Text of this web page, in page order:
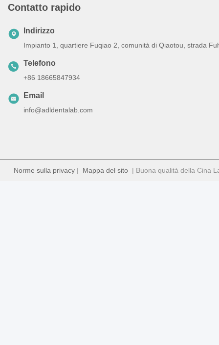
Contatto rapido
Indirizzo
Impianto 1, quartiere Fuqiao 2, comunità di Qiaotou, strada
Telefono
+86 18665847934
Email
info@adldentalab.com
Norme sulla privacy| Mappa del sito| Buona qualità della Cina